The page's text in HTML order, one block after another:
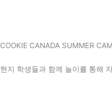
COOKIE CANADA SUMMER
현지 학생들과 함께 놀이를 통해